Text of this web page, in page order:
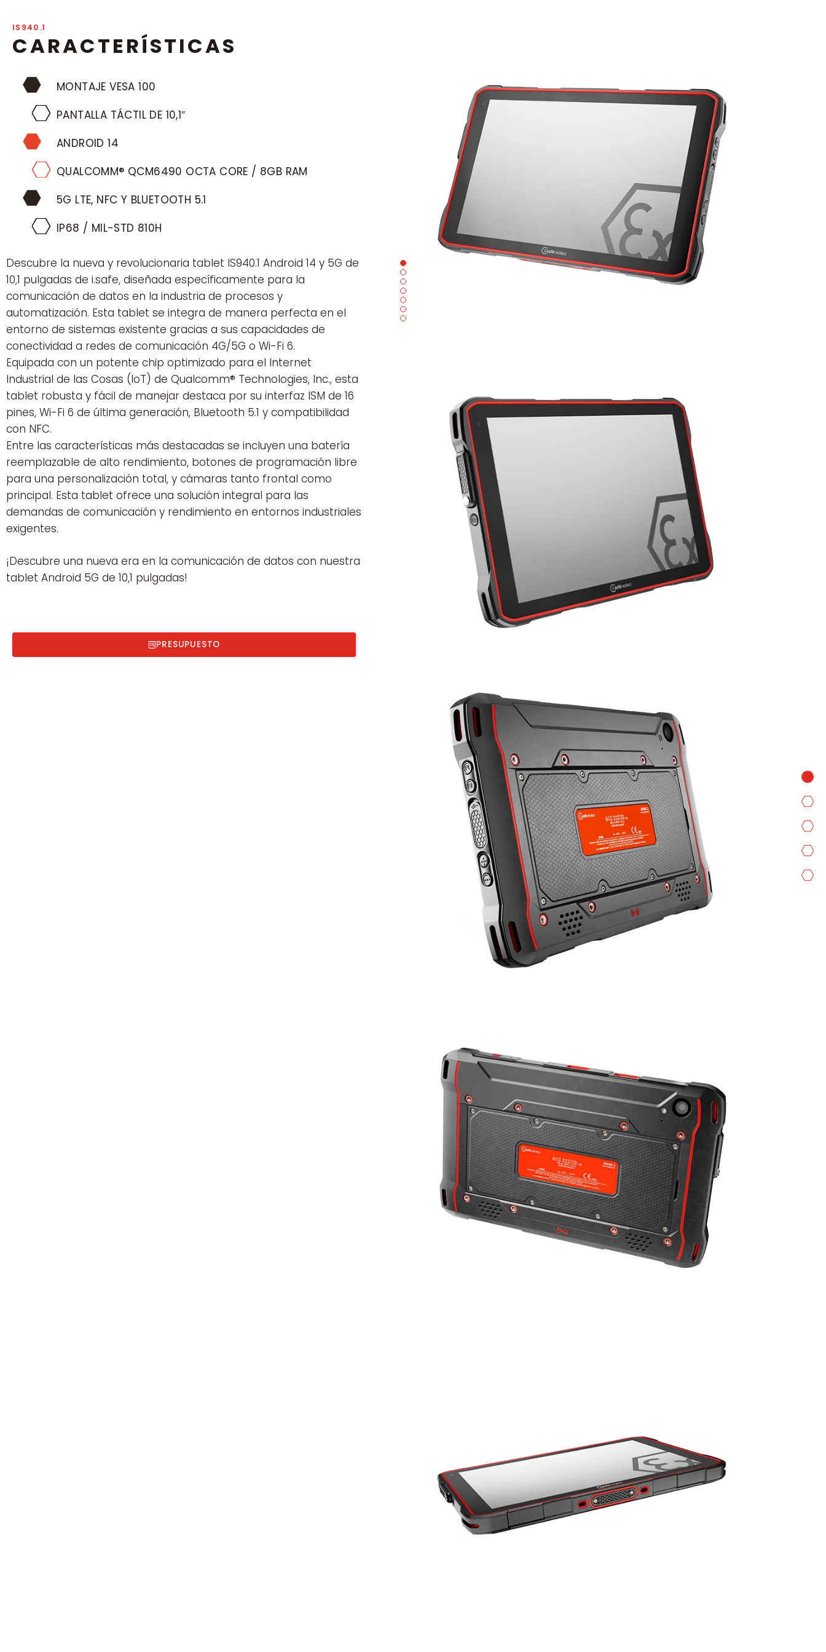
IS940.1
CARACTERÍSTICAS
MONTAJE VESA 100
PANTALLA TÁCTIL DE 10,1″
ANDROID 14
QUALCOMM® QCM6490 OCTA CORE / 8GB RAM
5G LTE, NFC Y BLUETOOTH 5.1
IP68 / MIL-STD 810H
Descubre la nueva y revolucionaria tablet IS940.1 Android 14 y 5G de
10,1 pulgadas de i.safe, diseñada específicamente para la
comunicación de datos en la industria de procesos y
automatización. Esta tablet se integra de manera perfecta en el
entorno de sistemas existente gracias a sus capacidades de
conectividad a redes de comunicación 4G/5G o Wi-Fi 6.
Equipada con un potente chip optimizado para el Internet
Industrial de las Cosas (IoT) de Qualcomm® Technologies, Inc., esta
tablet robusta y fácil de manejar destaca por su interfaz ISM de 16
pines, Wi-Fi 6 de última generación, Bluetooth 5.1 y compatibilidad
con NFC.
Entre las características más destacadas se incluyen una batería
reemplazable de alto rendimiento, botones de programación libre
para una personalización total, y cámaras tanto frontal como
principal. Esta tablet ofrece una solución integral para las
demandas de comunicación y rendimiento en entornos industriales
exigentes.
¡Descubre una nueva era en la comunicación de datos con nuestra
tablet Android 5G de 10,1 pulgadas!
PRESUPUESTO